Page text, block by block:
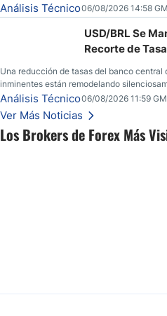
Los Brokers de Forex Más
convicción real.
Análisis Técnico06/08/2026 14:58
USD/BRL Se
Recorte de
Una reducción de tasas del banco central
inminentes están remodelando
Una reducción de tasas por parte del
inminentes están remodelando
Esto es lo que los traders están
Análisis Técnico06/08/2026 11:59
Ver Más Noticias